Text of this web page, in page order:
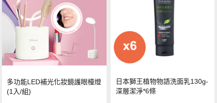
多功能LED補光化妝鏡護眼檯燈
(1入/組)
日本獅王植物物語洗面乳130g-
深層潔淨*6條